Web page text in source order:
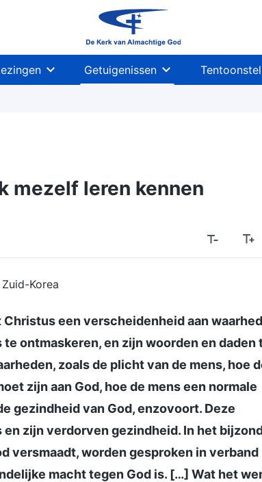
Getuigenissen
mezelf leren kennen
Korea
een verscheidenheid aan
ontmaskeren, en zijn woorden en daden
zoals de plicht van de mens, hoe
zijn aan God, hoe de mens een normale
gezindheid van God, enzovoort. Deze
zijn verdorven gezindheid. In het
versmaadt, worden gesproken in verband
macht tegen God is. […] Wat het